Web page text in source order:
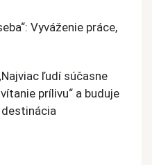
Vyváženie práce,
ľudí súčasne
prílivu“ a buduje